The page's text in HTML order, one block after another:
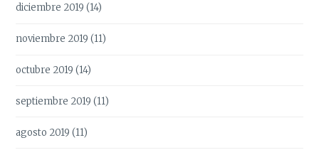
diciembre 2019 (14)
noviembre 2019 (11)
octubre 2019 (14)
septiembre 2019 (11)
agosto 2019 (11)